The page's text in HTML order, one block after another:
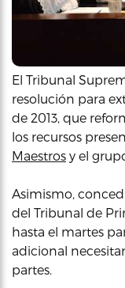
El Tribunal
resolución para
de 2013, que
los recursos
Maestros y el
Asimismo,
del Tribunal de
hasta el martes
adicional
partes.